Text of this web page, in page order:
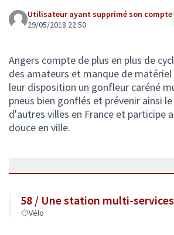
Utilisateur ayant supprimé son compte
29/05/2018 22:50
Angers compte de plus en plus de
des amateurs et manque de
leur disposition un gonfleur caréné
pneus bien gonflés et prévenir ainsi
d'autres villes en France et participe
douce en ville.
58 / Une station multi-
Vélo